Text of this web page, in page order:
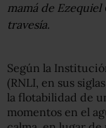
mamá de
travesía.
Según la
(RNLI, en sus
la flotabilidad de
momentos en el